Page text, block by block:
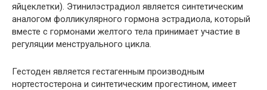
яйцеклетки). Этинилэстрадиол является синтетическим
аналогом фолликулярного гормона эстрадиола, который
вместе с гормонами желтого тела принимает участие в
регуляции менструального цикла.
Гестоден является гестагенным производным
нортестостерона и синтетическим прогестином, имеет